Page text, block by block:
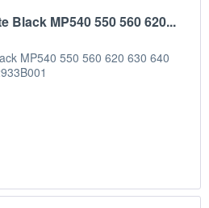
Black MP540 550 560 620...
MP540 550 560 620 630 640